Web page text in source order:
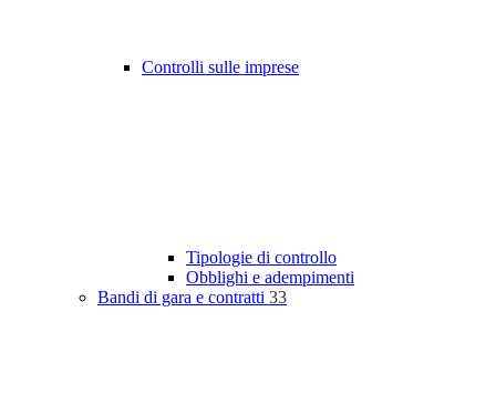
Controlli sulle imprese
Tipologie di controllo
Obblighi e adempimenti
Bandi di gara e contratti 33